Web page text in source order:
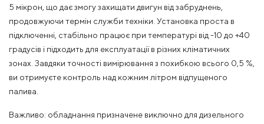
5 мікрон, що дає змогу захищати двигун від забруднень,
продовжуючи термін служби техніки. Установка проста в
підключенні, стабільно працює при температурі від -10 до +40
градусів і підходить для експлуатації в різних кліматичних
зонах. Завдяки точності вимірювання з похибкою всього 0,5 %,
ви отримуєте контроль над кожним літром відпущеного
палива.
Важливо: обладнання призначене виключно для дизельного